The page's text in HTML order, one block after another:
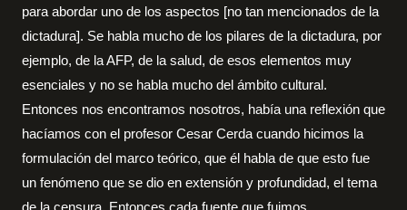
para abordar uno de los aspectos [no tan mencionados de la
dictadura]. Se habla mucho de los pilares de la dictadura, por
ejemplo, de la AFP, de la salud, de esos elementos muy
esenciales y no se habla mucho del ámbito cultural.
Entonces nos encontramos nosotros, había una reflexión que
hacíamos con el profesor Cesar Cerda cuando hicimos la
formulación del marco teórico, que él habla de que esto fue
un fenómeno que se dio en extensión y profundidad, el tema
de la censura. Entonces cada fuente que fuimos